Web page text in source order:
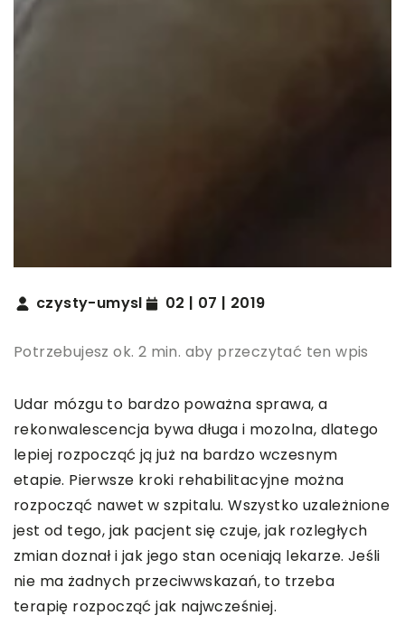
czysty-umysl 02 | 07 | 2019
Potrzebujesz ok. 2 min. aby przeczytać ten wpis
Udar mózgu to bardzo poważna sprawa, a
rekonwalescencja bywa długa i mozolna, dlatego
lepiej rozpocząć ją już na bardzo wczesnym
etapie. Pierwsze kroki rehabilitacyjne można
rozpocząć nawet w szpitalu. Wszystko uzależnione
jest od tego, jak pacjent się czuje, jak rozległych
zmian doznał i jak jego stan oceniają lekarze. Jeśli
nie ma żadnych przeciwwskazań, to trzeba
terapię rozpocząć jak najwcześniej.